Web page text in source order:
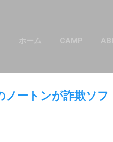
ホーム CAMP
ノートンが詐欺ソ